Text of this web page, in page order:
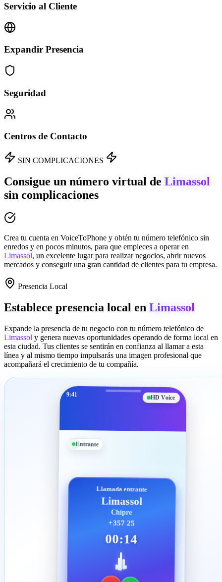
Servicio al Cliente
Expandir Presencia
Seguridad
Centros de Contacto
SIN COMPLICACIONES
Consigue un número virtual de Limassol
sin complicaciones
Crea tu cuenta en VoiceToPhone y obtén tu número telefónico sin
enredos y en pocos minutos, para que empieces a operar en
Limassol, un excelente lugar para realizar negocios, abrir nuevos
mercados y conseguir una gran cantidad de clientes para tu empresa.
Presencia Local
Establece presencia local en Limassol
Expande la presencia de tu negocio con tu número telefónico de
Limassol y genera nuevas oportunidades operando de forma local en
esta ciudad. Tus clientes se sentirán en confianza al llamar a esta
línea y al mismo tiempo impulsarás una imagen profesional que
acompañará el crecimiento de tu compañía.
9:41 HD Voice
Entrante
Llamada entrante
Limassol
Chipre
+357 25
00:14